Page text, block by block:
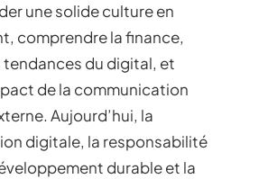
une solide culture en
comprendre la finance,
tendances du digital, et
de la communication
Aujourd’hui, la
digitale, la responsabilité
durable et la